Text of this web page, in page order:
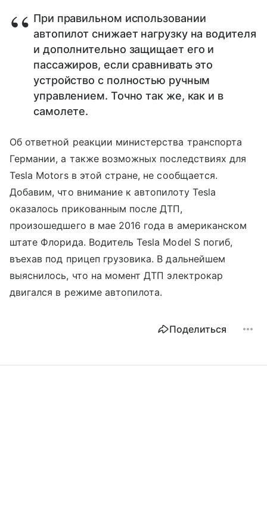
При правильном использовании
автопилот снижает нагрузку на водителя
и дополнительно защищает его и
пассажиров, если сравнивать это
устройство с полностью ручным
управлением. Точно так же, как и в
самолете.
Об ответной реакции министерства транспорта
Германии, а также возможных последствиях для
Tesla Motors в этой стране, не сообщается.
Добавим, что внимание к автопилоту Tesla
оказалось прикованным после ДТП,
произошедшего в мае 2016 года в американском
штате Флорида. Водитель Tesla Model S погиб,
въехав под прицеп грузовика. В дальнейшем
выяснилось, что на момент ДТП электрокар
двигался в режиме автопилота.
Поделиться